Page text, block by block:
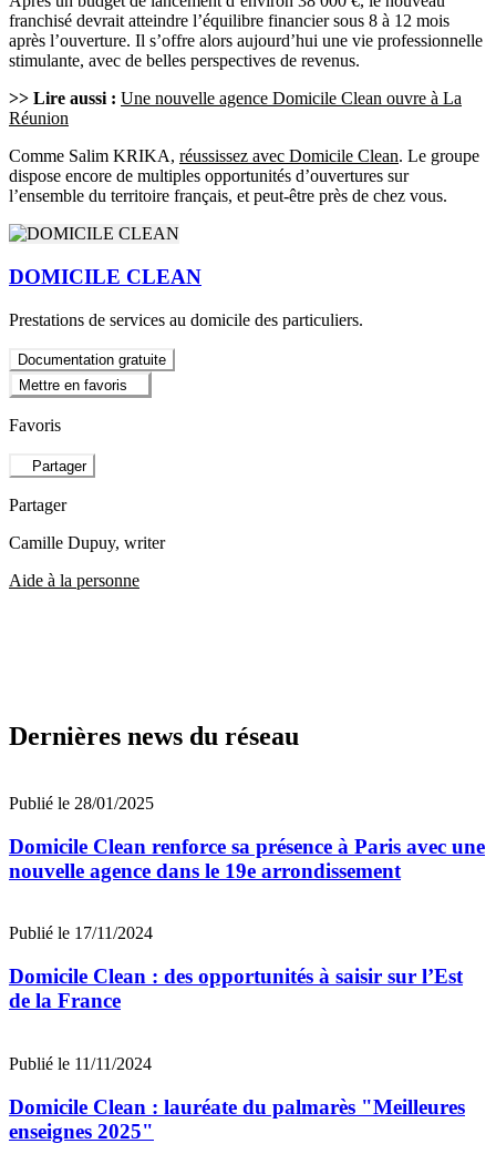
franchisé devrait atteindre l’équilibre financier sous 8 à 12 mois
après l’ouverture. Il s’offre alors aujourd’hui une vie professionnelle
stimulante, avec de belles perspectives de revenus.
>> Lire aussi : Une nouvelle agence Domicile Clean ouvre à La
Réunion
Comme Salim KRIKA, réussissez avec Domicile Clean. Le groupe
dispose encore de multiples opportunités d’ouvertures sur
l’ensemble du territoire français, et peut-être près de chez vous.
DOMICILE CLEAN
Prestations de services au domicile des particuliers.
Documentation gratuite
Mettre en favoris
Favoris
Partager
Partager
Camille Dupuy, writer
Aide à la personne
Dernières news du réseau
Publié le 28/01/2025
Domicile Clean renforce sa présence à Paris avec une
nouvelle agence dans le 19e arrondissement
Publié le 17/11/2024
Domicile Clean : des opportunités à saisir sur l’Est
de la France
Publié le 11/11/2024
Domicile Clean : lauréate du palmarès "Meilleures
enseignes 2025"